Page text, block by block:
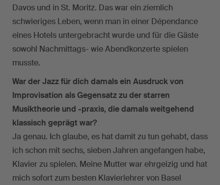
Davos und in St. Moritz. Das war ein ziemlich
schwieriges Leben, wenn man in einer Dépendance
eines Hotels untergebracht wurde und für die Gäste
sowohl Nachmittags- wie Abendkonzerte spielen
musste.
War der Jazz für dich damals ein Ausdruck von
Improvisation als Gegensatz zu der starren
Musiktheorie und -praxis, die damals weitgehend
klassisch geprägt war?
Ja genau. Ich glaube, es hat damit zu tun gehabt, dass
ich schon mit sechs, sieben Jahren angefangen habe,
Klavier zu spielen. Meine Mutter war ehrgeizig und hat
mich sofort zum besten Klavierlehrer von Basel